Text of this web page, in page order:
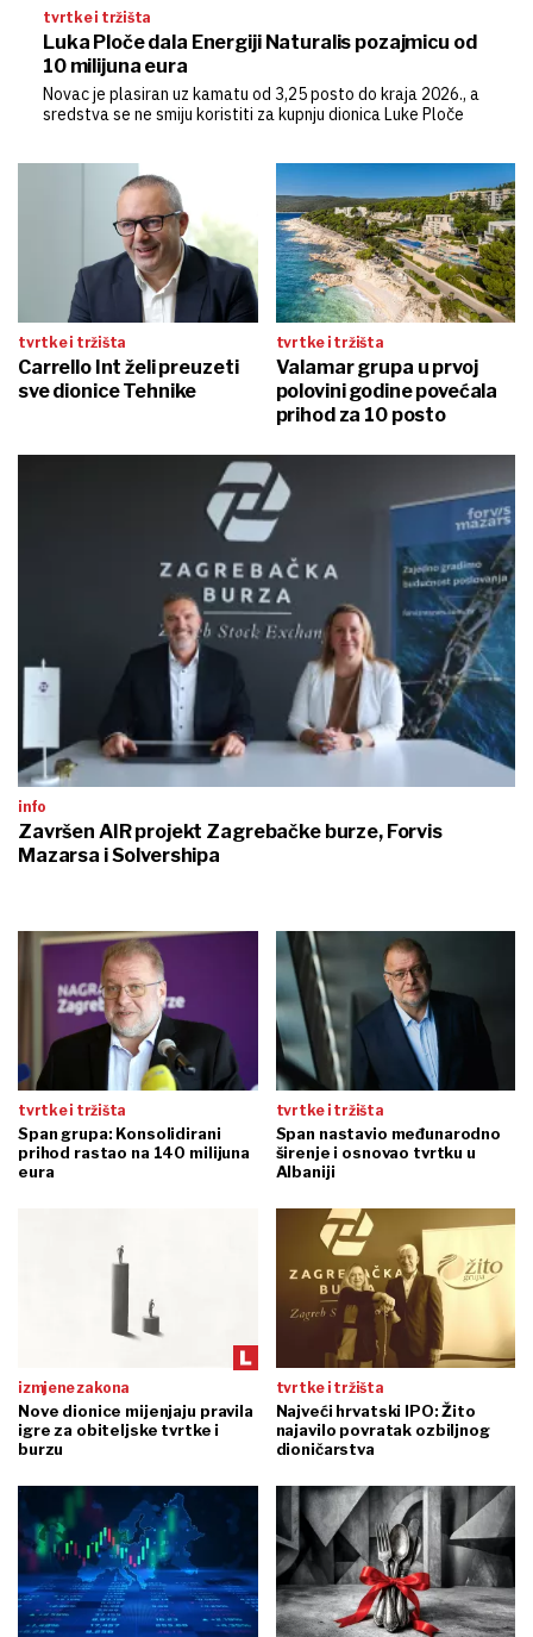
tvrtke i tržišta
Luka Ploče dala Energiji Naturalis pozajmicu od
10 milijuna eura
Novac je plasiran uz kamatu od 3,25 posto do kraja 2026., a
sredstva se ne smiju koristiti za kupnju dionica Luke Ploče
tvrtke i tržišta
Carrello Int želi preuzeti
sve dionice Tehnike
tvrtke i tržišta
Valamar grupa u prvoj
polovini godine povećala
prihod za 10 posto
info
Završen AIR projekt Zagrebačke burze, Forvis
Mazarsa i Solvershipa
tvrtke i tržišta
Span grupa: Konsolidirani
prihod rastao na 140 milijuna
eura
tvrtke i tržišta
Span nastavio međunarodno
širenje i osnovao tvrtku u
Albaniji
izmjene zakona
Nove dionice mijenjaju pravila
igre za obiteljske tvrtke i
burzu
tvrtke i tržišta
Najveći hrvatski IPO: Žito
najavilo povratak ozbiljnog
dioničarstva